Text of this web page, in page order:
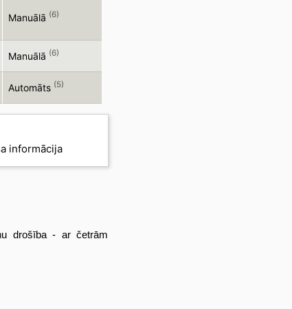
Manuālā (6)
Manuālā (6)
Automāts (5)
informācija
drošība - ar četrām